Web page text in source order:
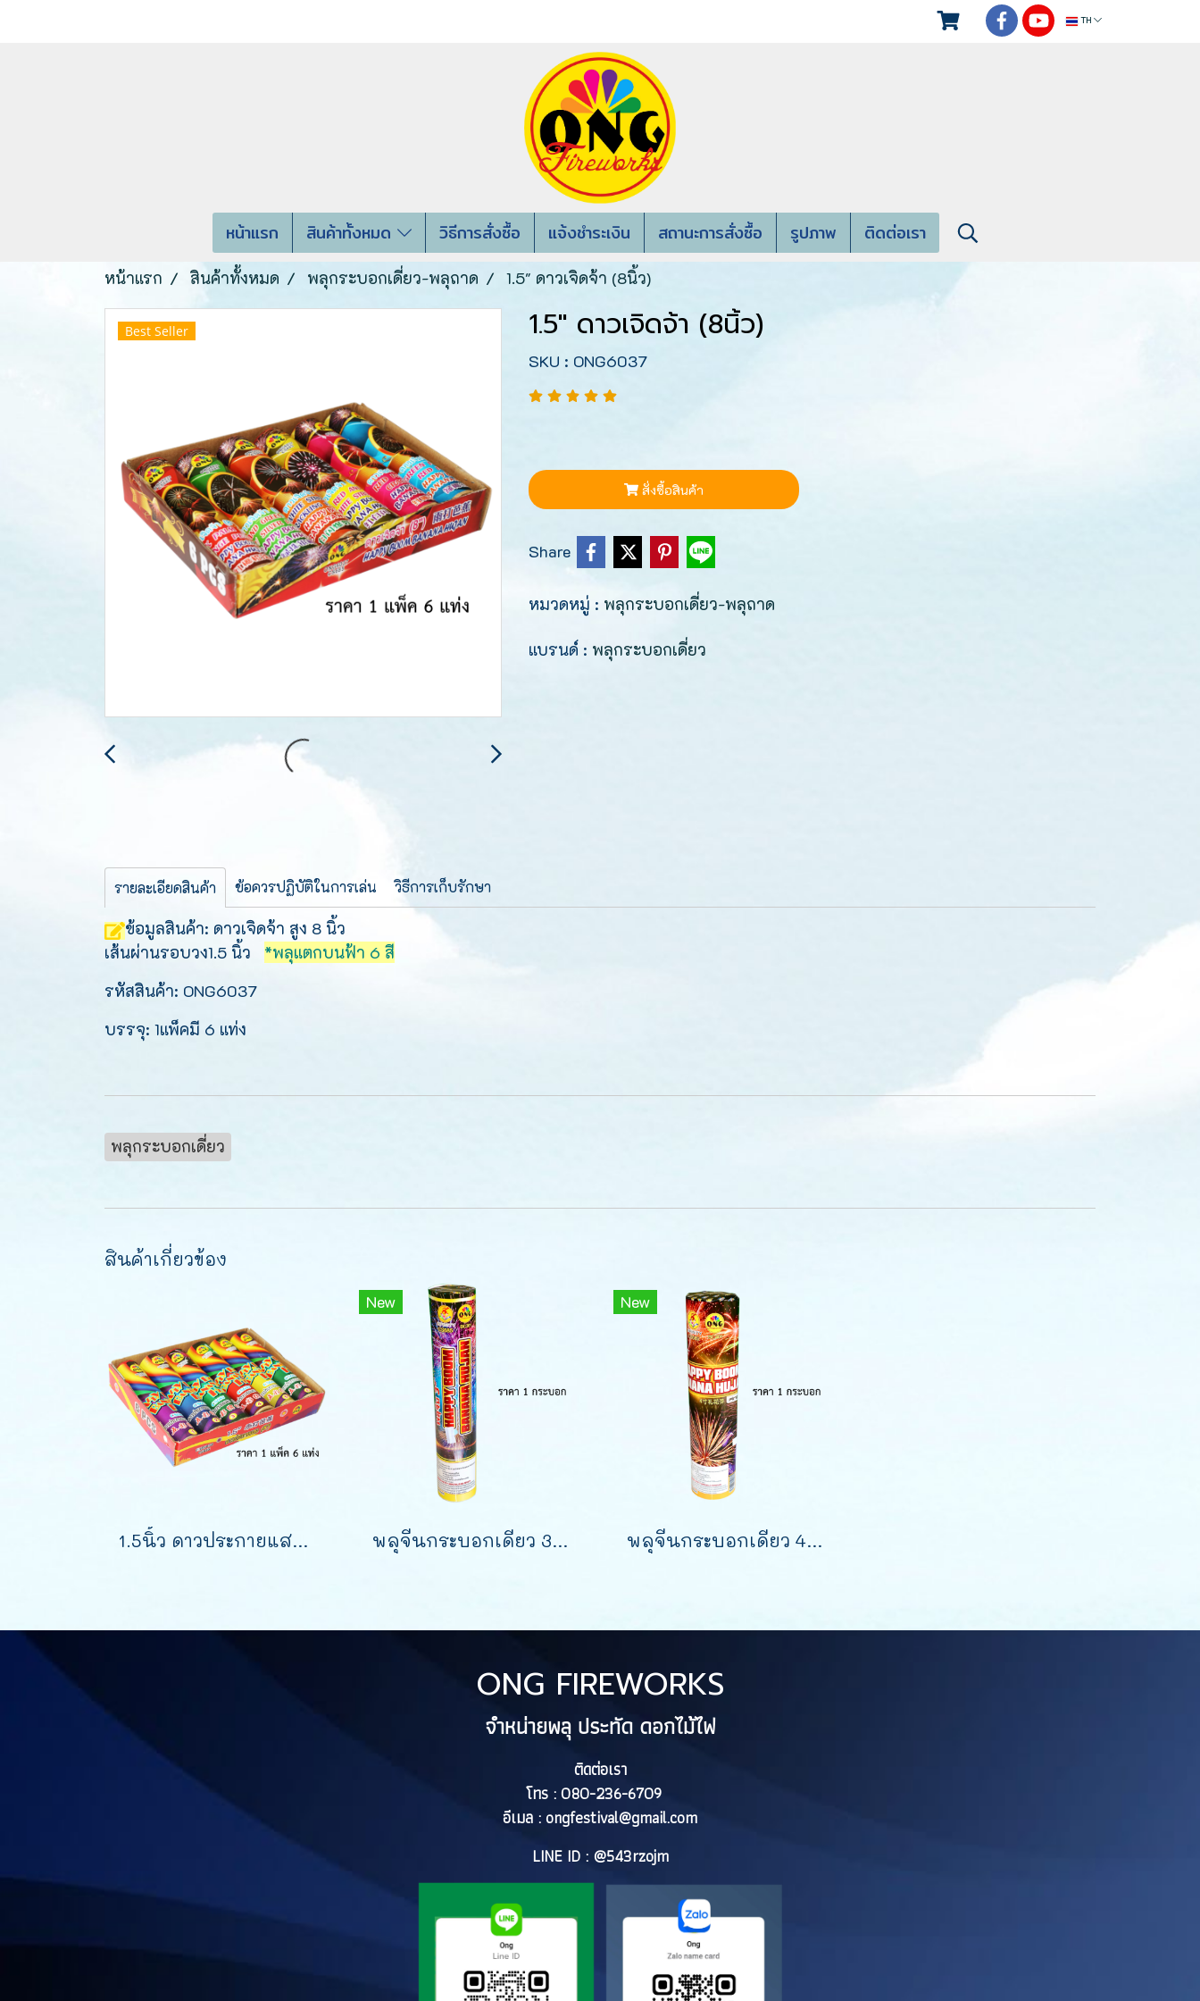
TH
หน้าแรก สินค้าทั้งหมด วิธีการสั่งซื้อ แจ้งชำระเงิน สถานะการสั่งซื้อ รูปภาพ ติดต่อเรา
หน้าแรก สินค้าทั้งหมด พลุกระบอกเดี่ยว-พลุถาด 1.5" ดาวเจิดจ้า (8นิ้ว)
Best Seller 1.5" ดาวเจิดจ้า (8นิ้ว)
SKU : ONG6037
สั่งซื้อสินค้า
Share
หมวดหมู่ : พลุกระบอกเดี่ยว-พลุถาด
แบรนด์ : พลุกระบอกเดี่ยว
รายละเอียดสินค้า ข้อควรปฏิบัติในการเล่น วิธีการเก็บรักษา
ข้อมูลสินค้า: ดาวเจิดจ้า สูง 8 นิ้ว
เส้นผ่านรอบวง1.5 นิ้ว *พลุแตกบนฟ้า 6 สี
รหัสสินค้า: ONG6037
บรรจุ: 1แพ็คมี 6 แท่ง
พลุกระบอกเดี่ยว
สินค้าเกี่ยวข้อง
1.5นิ้ว ดาวประกายแสง (8นิ้ว)
New
พลุจีนกระบอกเดียว 3 นิ้ว 1 นัด
New
พลุจีนกระบอกเดียว 4 นิ้ว 1 นัด
ONG FIREWORKS
จำหน่ายพลุ ประทัด ดอกไม้ไฟ
ติดต่อเรา
โทร : 080-236-6709
อีเมล : ongfestival@gmail.com
LINE ID : @543rzojm